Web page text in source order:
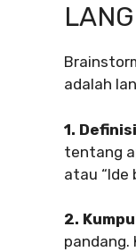
adalah
1.
tentang
atau “Ide
2.
pandang.